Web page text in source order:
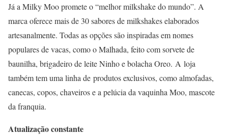
Já a Milky Moo promete o “melhor milkshake do mundo”. A
marca oferece mais de 30 sabores de milkshakes elaborados
artesanalmente. Todas as opções são inspiradas em nomes
populares de vacas, como o Malhada, feito com sorvete de
baunilha, brigadeiro de leite Ninho e bolacha Oreo. A loja
também tem uma linha de produtos exclusivos, como almofadas,
canecas, copos, chaveiros e a pelúcia da vaquinha Moo, mascote
da franquia.
Atualização constante